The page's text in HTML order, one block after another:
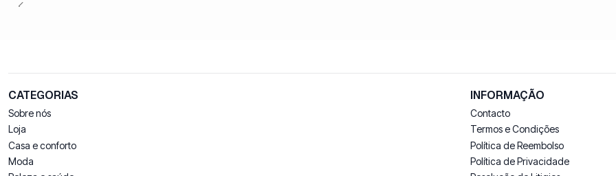
CATEGORIAS
Sobre nós
Loja
Casa e conforto
Moda
INFORMAÇÃO
Contacto
Termos e Condições
Política de Reembolso
Política de Privacidade